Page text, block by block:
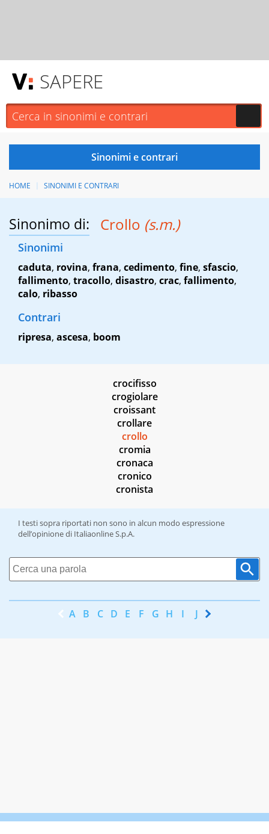
SAPERE
HOME SINONIMI E CONTRARI
Sinonimo di: Crollo (s.m.)
Sinonimi
caduta, rovina, frana, cedimento, fine, sfascio,
fallimento, tracollo, disastro, crac, fallimento,
calo, ribasso
Contrari
ripresa, ascesa, boom
crocifisso
crogiolare
croissant
crollare
crollo
cromia
cronaca
cronico
cronista
I testi sopra riportati non sono in alcun modo espressione
dell’opinione di Italiaonline S.p.A.
A B C D E F G H I J K